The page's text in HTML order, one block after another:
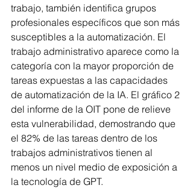
trabajo, también identifica grupos
profesionales específicos que son más
susceptibles a la automatización. El
trabajo administrativo aparece como la
categoría con la mayor proporción de
tareas expuestas a las capacidades
de automatización de la IA. El gráfico 2
del informe de la OIT pone de relieve
esta vulnerabilidad, demostrando que
el 82% de las tareas dentro de los
trabajos administrativos tienen al
menos un nivel medio de exposición a
la tecnología de GPT.